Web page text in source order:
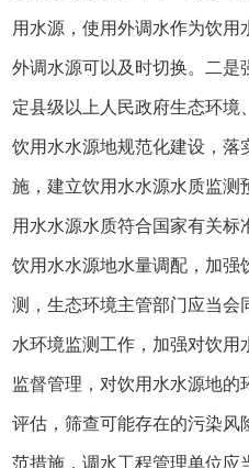
用水源，使用外调水作为饮
外调水源可以及时切换。二是
定县级以上人民政府生态环境
饮用水水源地规范化建设，落
施，建立饮用水水源水质监测
用水水源水质符合国家有关
饮用水水源地水量调配，加强
测，生态环境主管部门应当会
水环境监测工作，加强对饮用
监督管理，对饮用水水源地的
评估，筛查可能存在的污染风
范措施，调水工程管理单位应